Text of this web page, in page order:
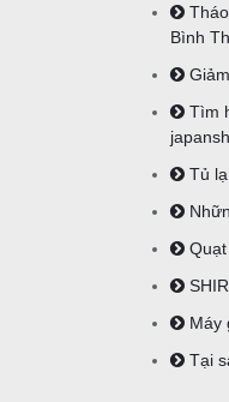
Bình
Tìm
Tủ
Máy
Tại